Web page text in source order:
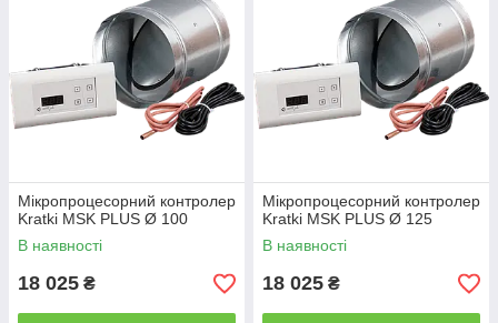
Мікропроцесорний контролер
Kratki MSK PLUS Ø 100
В наявності
18 025 ₴
Мікропроцесорний контролер
Kratki MSK PLUS Ø 125
В наявності
18 025 ₴